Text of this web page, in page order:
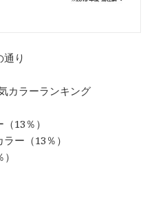
り
カラーランキング
13％）
ー（13％）